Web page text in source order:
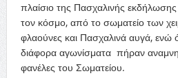
πλαίσιο της Πασχαλινής
τον κόσμο, από το σωματείο των
φλαούνες και Πασχαλινά αυγά, ενώ
διάφορα αγωνίσματα πήραν
φανέλες του Σωματείου.